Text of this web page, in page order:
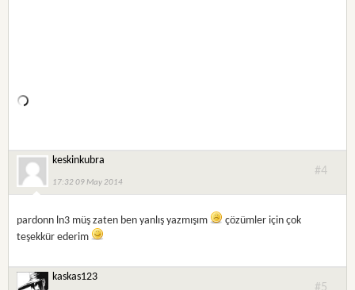
keskinkubra
17:32 09 May 2014
#4
pardonn ln3 müş zaten ben yanlış yazmışım
çözümler için çok
teşekkür ederim
kaskas123